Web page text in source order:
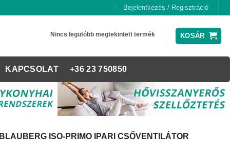
Bejelentkezés / Regisztráció
Nincs legutóbb megtekintett termék KOSÁR
KAPCSOLAT +36 23 750850
BLAUBERG ISO-PRIMO IPARI CSŐVENTILÁTOR